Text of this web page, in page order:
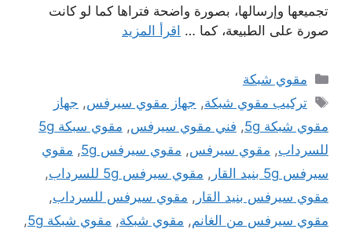
تجميعها وإرسالها، بصورة واضحة فتراها كما لو كانت
صورة على الطبيعة، كما … اقرأ المزيد
التصنيفات
مقوي شبكة
الوسوم
تركيب مقوي شبكة, جهاز مقوي سيرفس, جهاز
مقوي شبكة 5g
, فني مقوي سيرفس,
مقوي سبكة 5g
للسرداب, مقوي سيرفس, مقوي سيرفس 5g , مقوي
سيرفس 5g بنيد القار
, مقوي سيرفس 5g للسرداب
,
مقوي سيرفس بنيد القار , مقوي سيرفس للسرداب,
مقوي سيرفس من الغانم, مقوي شبكة, مقوي شبكة 5g
,